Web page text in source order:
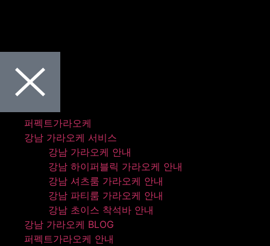
퍼펙트가라오케
강남 가라오케 서비스
강남 가라오케 안내
강남 하이퍼블릭 가라오케 안내
강남 셔츠룸 가라오케 안내
강남 파티룸 가라오케 안내
강남 초이스 착석바 안내
강남 가라오케 BLOG
퍼펙트가라오케 안내